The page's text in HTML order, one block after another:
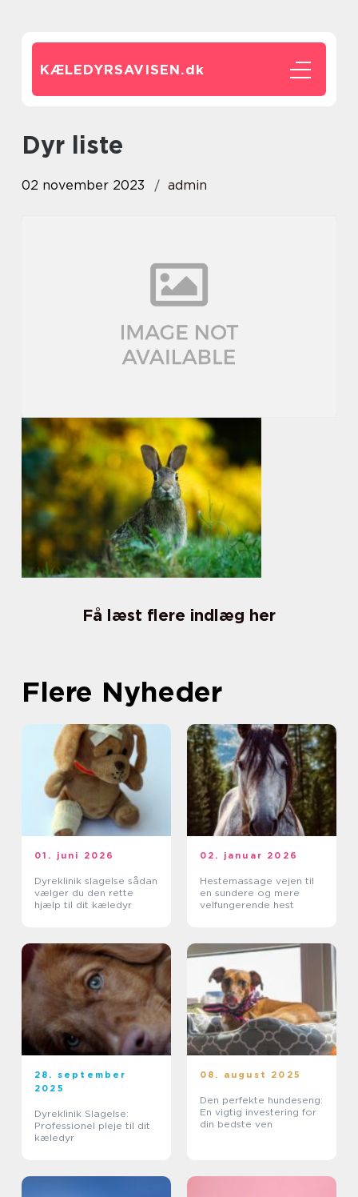
KÆLEDYRSAVISEN.dk
dyr liste
02 november 2023 admin
Få læst flere indlæg her
Flere Nyheder
01. juni 2026
Dyreklinik slagelse sådan
vælger du den rette
hjælp til dit kæledyr
02. januar 2026
Hestemassage vejen til
en sundere og mere
velfungerende hest
28. september
2025
Dyreklinik Slagelse:
Professionel pleje til dit
kæledyr
08. august 2025
Den perfekte hundeseng:
En vigtig investering for
din bedste ven